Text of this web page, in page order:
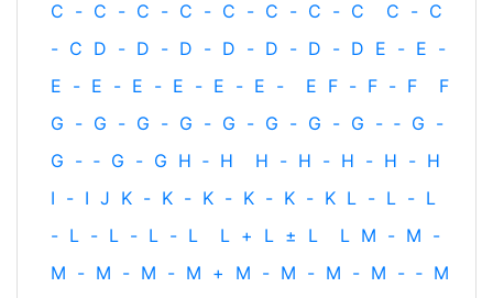
C - C - C - C - C - C - C - C C - C
- C D - D - D - D - D - D - D E - E -
E - E - E - E - E - E - E F - F - F
F
G - G - G - G - G - G - G - G - ‐ G -
G - ‐ G - G H ‐ H H - H - H - H - H
I - I J K - K - K - K - K - K L - L - L
- L - L - L - L L + L ± L L M - M -
M - M - M - M + M - M - M - M - ‐ M